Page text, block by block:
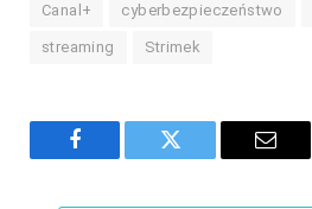
Canal+ cyberbezpieczeństwo
streaming Strimek
Facebook Twitter Email